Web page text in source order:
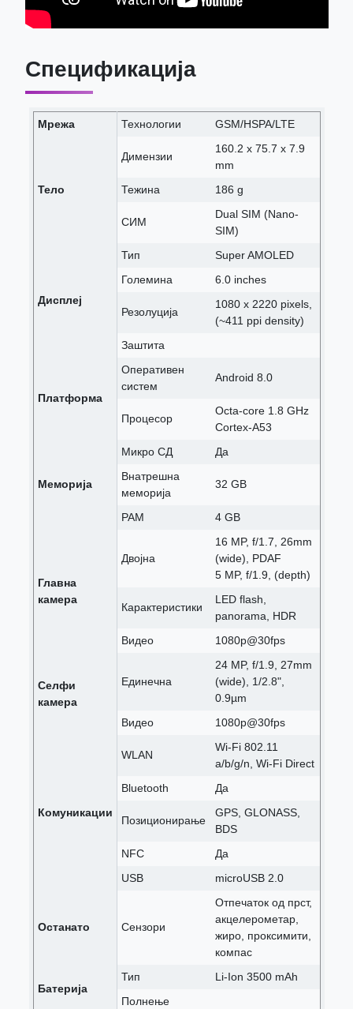
Спецификација
Мрежа Технологии GSM/HSPA/LTE
Тело
Димензии
160.2 x 75.7 x 7.9
mm
Тежина
186 g
СИМ
Dual SIM (Nano-
SIM)
Дисплеј
Тип
Super AMOLED
Големина
6.0 inches
Резолуција
1080 x 2220 pixels,
(~411 ppi density)
Заштита
Платформа
Оперативен
систем
Android 8.0
Процесор
Octa-core 1.8 GHz
Cortex-A53
Меморија
Микро СД
Да
Внатрешна
меморија
32 GB
РАМ 4 GB
Главна
камера
Двојна
16 MP, f/1.7, 26mm
(wide), PDAF
5 MP, f/1.9, (depth)
Карактеристики
LED flash,
panorama, HDR
Видео
1080p@30fps
Селфи
камера
Единечна
24 MP, f/1.9, 27mm
(wide), 1/2.8",
0.9µm
Видео
1080p@30fps
Комуникации
WLAN
Wi-Fi 802.11
a/b/g/n, Wi-Fi Direct
Bluetooth
Да
Позиционирање
GPS, GLONASS,
BDS
NFC
Да
USB
microUSB 2.0
Останато Сензори
Отпечаток од прст,
акцелерометар,
жиро, проксимити,
компас
Батерија
Тип
Li-Ion 3500 mAh
Полнење